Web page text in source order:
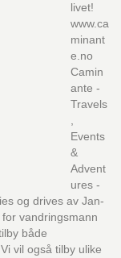
livet!
www.ca
minant
e.no
Camin
ante -
Travels
Events
&
Advent
ures -
og drives av Jan-
vandringsmann
både
vil også tilby ulike